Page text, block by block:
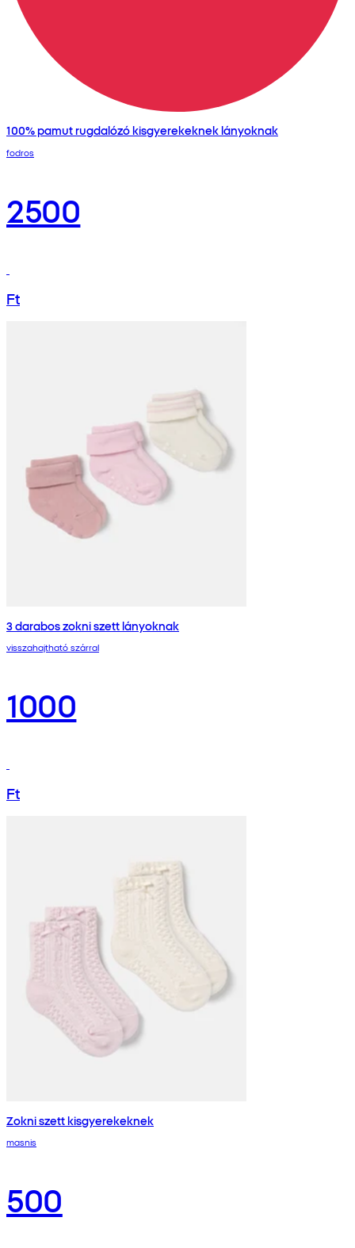
100% pamut rugdalózó kisgyerekeknek lányoknak
fodros
2500
Ft
3 darabos zokni szett lányoknak
visszahajtható szárral
1000
Ft
Zokni szett kisgyerekeknek
masnis
500